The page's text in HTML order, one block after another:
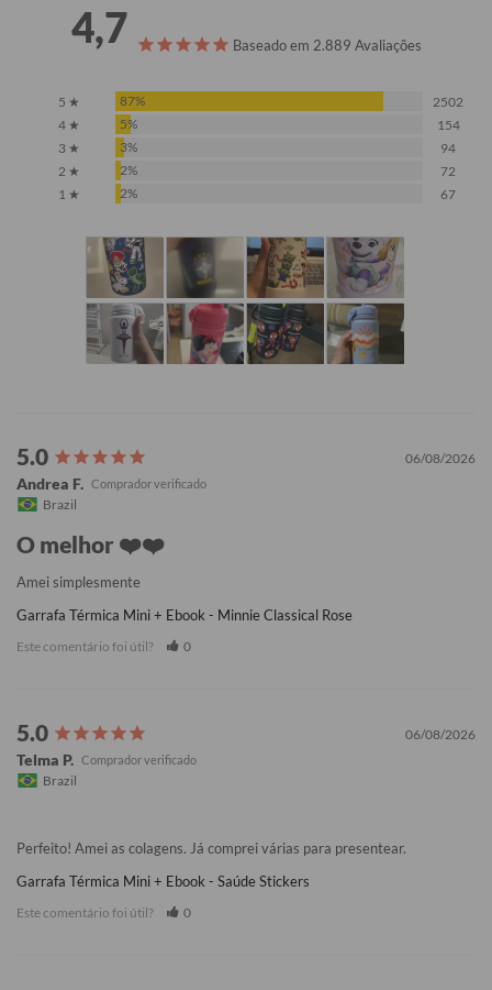
4,7 Baseado em 2.889 Avaliações
5 ★ 87%
2502
4 ★
5%
154
3 ★
3%
94
2 ★
2%
72
1 ★
2% 67
06/08/2026
Andrea F.
Brazil
O melhor ❤️❤️
Amei simplesmente
Garrafa Térmica Mini + Ebook - Minnie Classical Rose
Este comentário foi útil? 0
06/08/2026
Telma P.
Brazil
Perfeito! Amei as colagens. Já comprei várias para presentear.
Garrafa Térmica Mini + Ebook - Saúde Stickers
Este comentário foi útil? 0